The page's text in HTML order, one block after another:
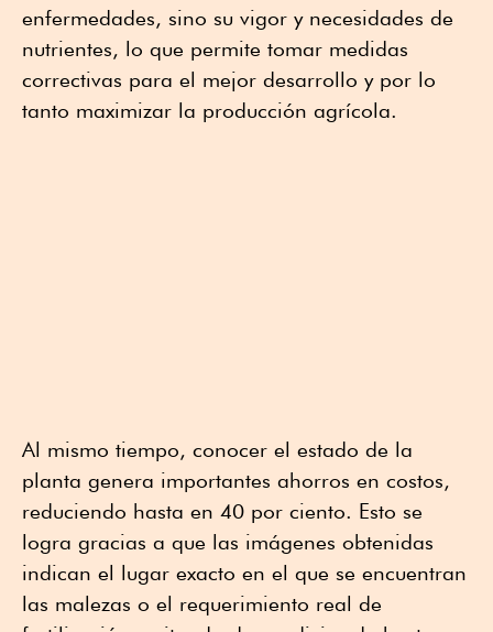
enfermedades, sino su vigor y necesidades de
nutrientes, lo que permite tomar medidas
correctivas para el mejor desarrollo y por lo
tanto maximizar la producción agrícola.
Al mismo tiempo, conocer el estado de la
planta genera importantes ahorros en costos,
reduciendo hasta en 40 por ciento. Esto se
logra gracias a que las imágenes obtenidas
indican el lugar exacto en el que se encuentran
las malezas o el requerimiento real de